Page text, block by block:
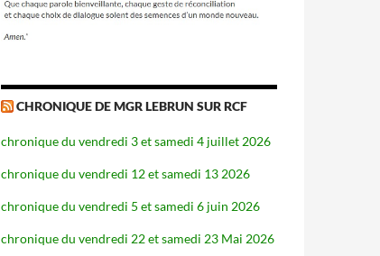
CHRONIQUE DE MGR LEBRUN SUR RCF
chronique du vendredi 3 et samedi 4 juillet 2026
chronique du vendredi 12 et samedi 13 2026
chronique du vendredi 5 et samedi 6 juin 2026
chronique du vendredi 22 et samedi 23 Mai 2026